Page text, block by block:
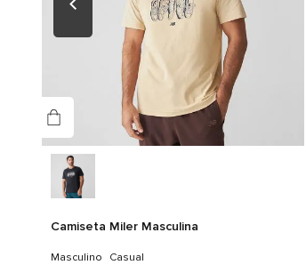
Camiseta Miler Masculina
Masculino Casual